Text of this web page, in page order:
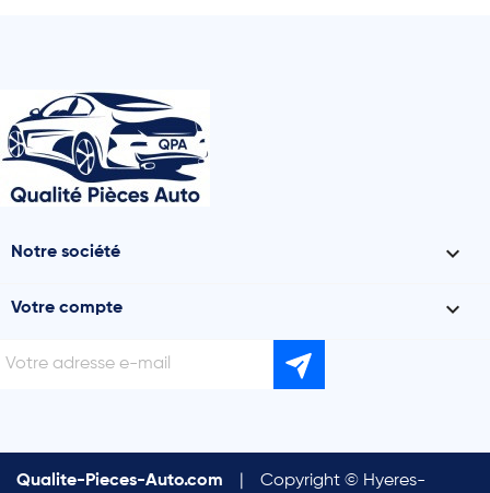
Notre société 
Votre compte 
Qualite-Pieces-Auto.com Copyright © Hyeres-